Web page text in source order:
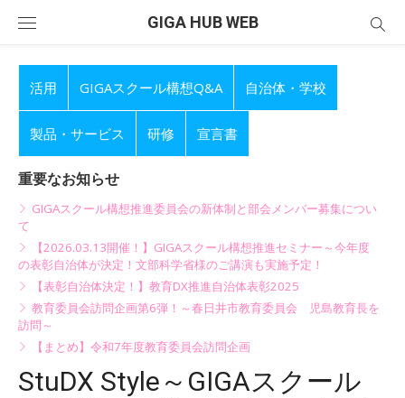
GIGA HUB WEB
活用 GIGAスクール構想Q&A 自治体・学校
製品・サービス 研修 宣言書
重要なお知らせ
GIGAスクール構想推進委員会の新体制と部会メンバー募集につい
て
【2026.03.13開催！】GIGAスクール構想推進セミナー～今年度
の表彰自治体が決定！文部科学省様のご講演も実施予定！
【表彰自治体決定！】教育DX推進自治体表彰2025
教育委員会訪問企画第6弾！～春日井市教育委員会 児島教育長を
訪問～
【まとめ】令和7年度教育委員会訪問企画
StuDX Style～GIGAスクール